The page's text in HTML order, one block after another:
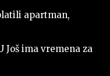
apartman,
Još ima vremena za